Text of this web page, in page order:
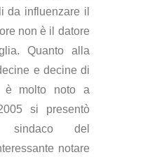
da influenzare il
non è il datore
Quanto alla
e decine di
è molto noto a
si presentò
sindaco del
notare